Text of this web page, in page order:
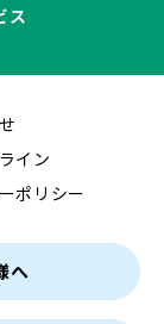
ス
イン
ポリシー
へ